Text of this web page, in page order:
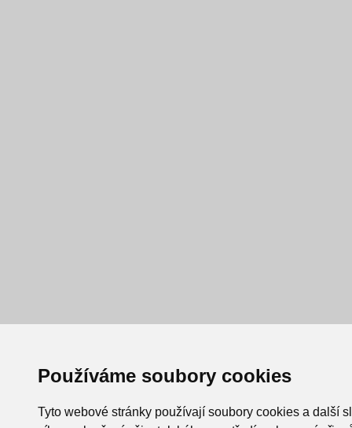
Používáme soubory cookies
Tyto webové stránky používají soubory cookies a další